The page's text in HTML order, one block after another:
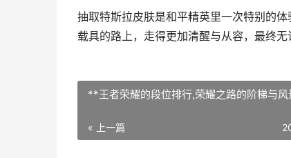
抽取特斯拉皮肤是和平精英里一次特别的
载具的路上，走得更加清醒与从容，最终
**王者荣耀的段位排行,荣耀之路的阶梯与
« 上一篇